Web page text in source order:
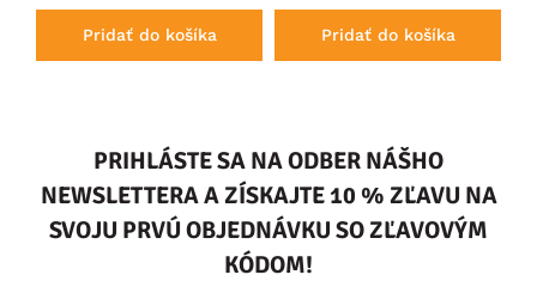
Pridať do košíka Pridať do košíka
PRIHLÁSTE SA NA ODBER NÁŠHO
NEWSLETTERA A ZÍSKAJTE 10 % ZĽAVU NA
SVOJU PRVÚ OBJEDNÁVKU SO ZĽAVOVÝM
KÓDOM!